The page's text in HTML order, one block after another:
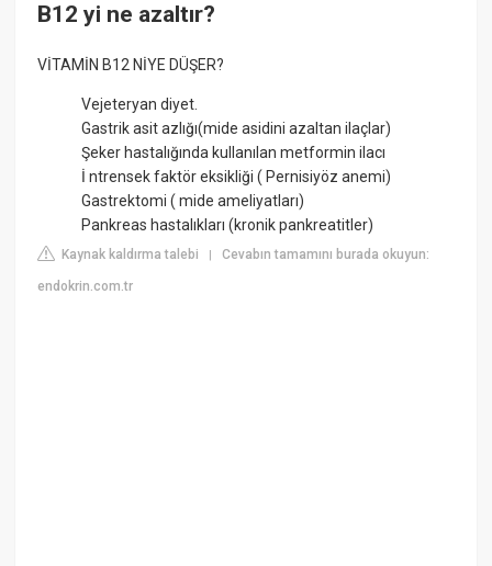
B12 yi ne azaltır?
VİTAMİN B12 NİYE DÜŞER?
Vejeteryan diyet.
Gastrik asit azlığı(mide asidini azaltan ilaçlar)
Şeker hastalığında kullanılan metformin ilacı
İ ntrensek faktör eksikliği ( Pernisiyöz anemi)
Gastrektomi ( mide ameliyatları)
Pankreas hastalıkları (kronik pankreatitler)
Kaynak kaldırma talebi |Cevabın tamamını burada okuyun:
endokrin.com.tr